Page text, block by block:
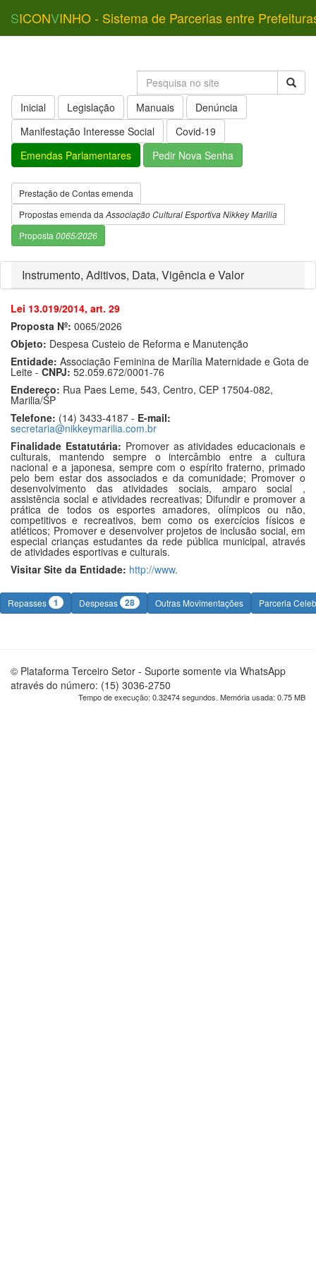
SICONVINHO - Sistema de Parcerias entre
Inicial Legislação Manuais
Denúncia
Manifestação Interesse Social
Covid-19
Emendas Parlamentares
Pedir Nova Senha
Prestação de Contas emenda
Propostas emenda da Associação Cultural Esportiva Nikkey Marilia
Proposta 0065/2026
Instrumento, Aditivos, Data, Vigência e Valor
Lei 13.019/2014, art. 29
Proposta Nº: 0065/2026
Objeto: Despesa Custeio de Reforma e Manutenção
Entidade: Associação Feminina de Marília Maternidade e Gota de
Leite - CNPJ: 52.059.672/0001-76
Endereço: Rua Paes Leme, 543, Centro, CEP 17504-082,
Marilia/SP
Telefone: (14) 3433-4187 - E-mail:
secretaria@nikkeymarilia.com.br
Finalidade Estatutária: Promover as atividades educacionais e
culturais, mantendo sempre o intercâmbio entre a cultura
nacional e a japonesa, sempre com o espírito fraterno, primado
pelo bem estar dos associados e da comunidade; Promover o
desenvolvimento das atividades sociais, amparo social ,
assistência social e atividades recreativas; Difundir e promover a
prática de todos os esportes amadores, olímpicos ou não,
competitivos e recreativos, bem como os exercícios físicos e
atléticos; Promover e desenvolver projetos de inclusão social, em
especial crianças estudantes da rede pública municipal, através
de atividades esportivas e culturais.
Visitar Site da Entidade: http://www.
Repasses 1 Despesas 28 Outras Movimentações Parceria
© Plataforma Terceiro Setor - Suporte somente via WhatsApp
através do número: (15) 3036-2750
Tempo de execução: 0.32474 segundos. Memória usada: 0.75 MB